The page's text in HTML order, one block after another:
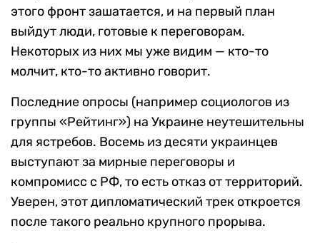
этого фронт зашатается, и на первый план
выйдут люди, готовые к переговорам.
Некоторых из них мы уже видим — кто-то
молчит, кто-то активно говорит.
Последние опросы (например социологов из
группы «Рейтинг») на Украине неутешительны
для ястребов. Восемь из десяти украинцев
выступают за мирные переговоры и
компромисс с РФ, то есть отказ от территорий.
Уверен, этот дипломатический трек откроется
после такого реально крупного прорыва.